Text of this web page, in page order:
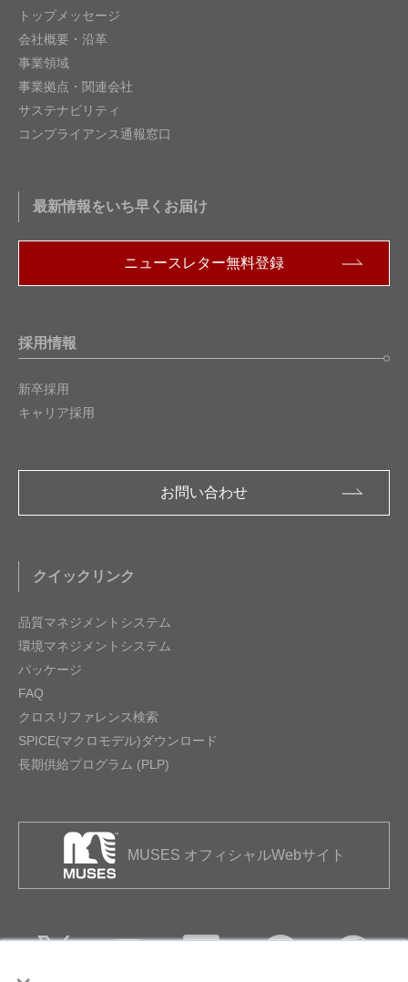
トップメッセージ
会社概要・沿革
事業領域
事業拠点・関連会社
サステナビリティ
コンプライアンス通報窓口
最新情報をいち早くお届け
ニュースレター無料登録
採用情報
新卒採用
キャリア採用
お問い合わせ
クイックリンク
品質マネジメントシステム
環境マネジメントシステム
パッケージ
FAQ
クロスリファレンス検索
SPICE(マクロモデル)ダウンロード
長期供給プログラム (PLP)
MUSES オフィシャルWebサイト